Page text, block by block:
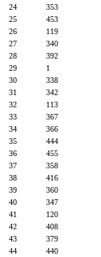
24
353
25
453
26
119
27
340
28
392
29
1
30
338
31
342
32
113
33
367
34
366
35
444
36
455
37
358
38
416
39
360
40
347
41
120
42
408
43
379
44
440